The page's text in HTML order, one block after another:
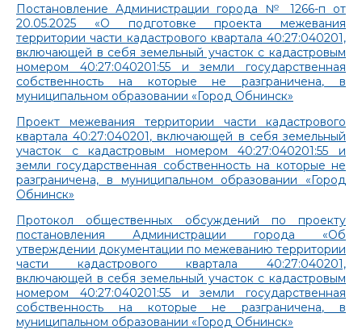
Постановление Администрации города № 1266-п от
20.05.2025 «О подготовке проекта межевания
территории части кадастрового квартала 40:27:040201,
включающей в себя земельный участок с кадастровым
номером 40:27:040201:55 и земли государственная
собственность на которые не разграничена, в
муниципальном образовании «Город Обнинск»
Проект межевания территории части кадастрового
квартала 40:27:040201, включающей в себя земельный
участок с кадастровым номером 40:27:040201:55 и
земли государственная собственность на которые не
разграничена, в муниципальном образовании «Город
Обнинск»
Протокол общественных обсуждений по проекту
постановления Администрации города «Об
утверждении документации по межеванию территории
части кадастрового квартала 40:27:040201,
включающей в себя земельный участок с кадастровым
номером 40:27:040201:55 и земли государственная
собственность на которые не разграничена, в
муниципальном образовании «Город Обнинск»